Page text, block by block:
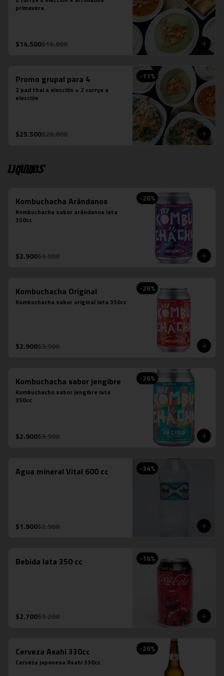
primavera
$14.500$16.800
-11%
Promo grupal para 4
2 pad thai a elección + 2 currys a
elección
$25.500$28.800
Liquidos
-26%
Kombuchacha Arándanos
Kombuchacha sabor arándanos lata
350cc
$2.900$3.900
-26%
Kombuchacha Original
Kombuchacha sabor original lata 350cc
$2.900$3.900
-26%
Kombuchacha sabor jengibre
Kombuchacha sabor jengibre lata
350cc
$2.900$3.900
-34%
Agua mineral Vital 600 cc
$1.900$2.900
-16%
Bebida lata 350 cc
$2.700$3.200
-26%
Cerveza Asahi 330cc
Cerveza japonesa Asahi 330cc